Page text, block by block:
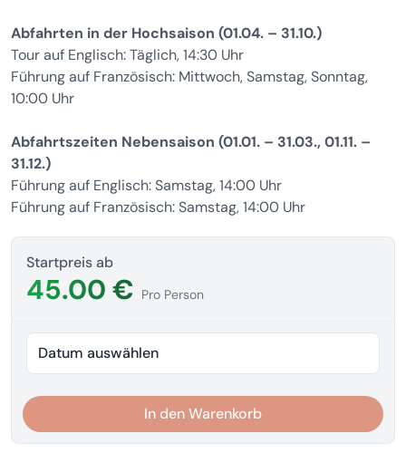
Abfahrten in der Hochsaison (01.04. – 31.10.)
Tour auf Englisch: Täglich, 14:30 Uhr
Führung auf Französisch: Mittwoch, Samstag, Sonntag,
10:00 Uhr
Abfahrtszeiten Nebensaison (01.01. – 31.03., 01.11. –
31.12.)
Führung auf Englisch: Samstag, 14:00 Uhr
Führung auf Französisch: Samstag, 14:00 Uhr
Startpreis ab
45.00 € Pro Person
Datum auswählen
In den Warenkorb